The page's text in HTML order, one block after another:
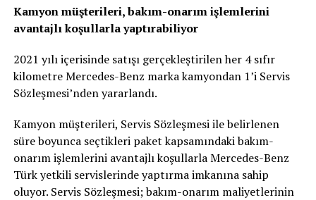
Kamyon müşterileri, bakım-onarım işlemlerini
avantajlıkoşullarla yaptırabiliyor
2021 yılı içerisinde satışı gerçekleştirilen her 4 sıfır
kilometre Mercedes-Benz marka kamyondan 1’i Servis
Sözleşmesi’nden yararlandı.
Kamyon müşterileri, Servis Sözleşmesi ile belirlenen
süre boyunca seçtikleri paket kapsamındaki bakım-
onarım işlemlerini avantajlı koşullarla Mercedes-Benz
Türk yetkili servislerinde yaptırma imkanına sahip
oluyor. Servis Sözleşmesi; bakım-onarım maliyetlerinin